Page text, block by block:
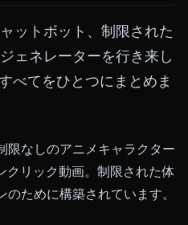
ットボット、制限された
ェネレーターを行き来し
てをひとつにまとめま
限なしのアニメキャラクター
クリック動画。制限された体
ために構築されています。